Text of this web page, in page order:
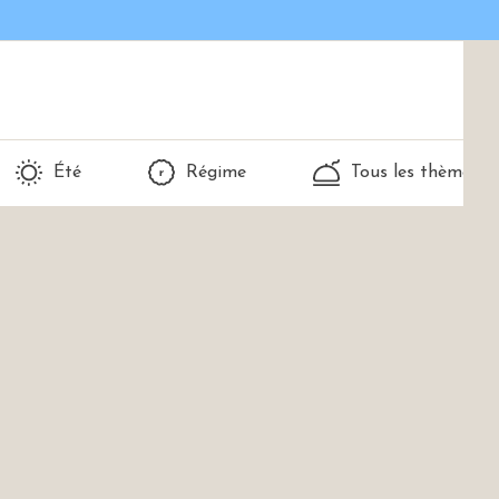
Été Régime Tous les thèmes